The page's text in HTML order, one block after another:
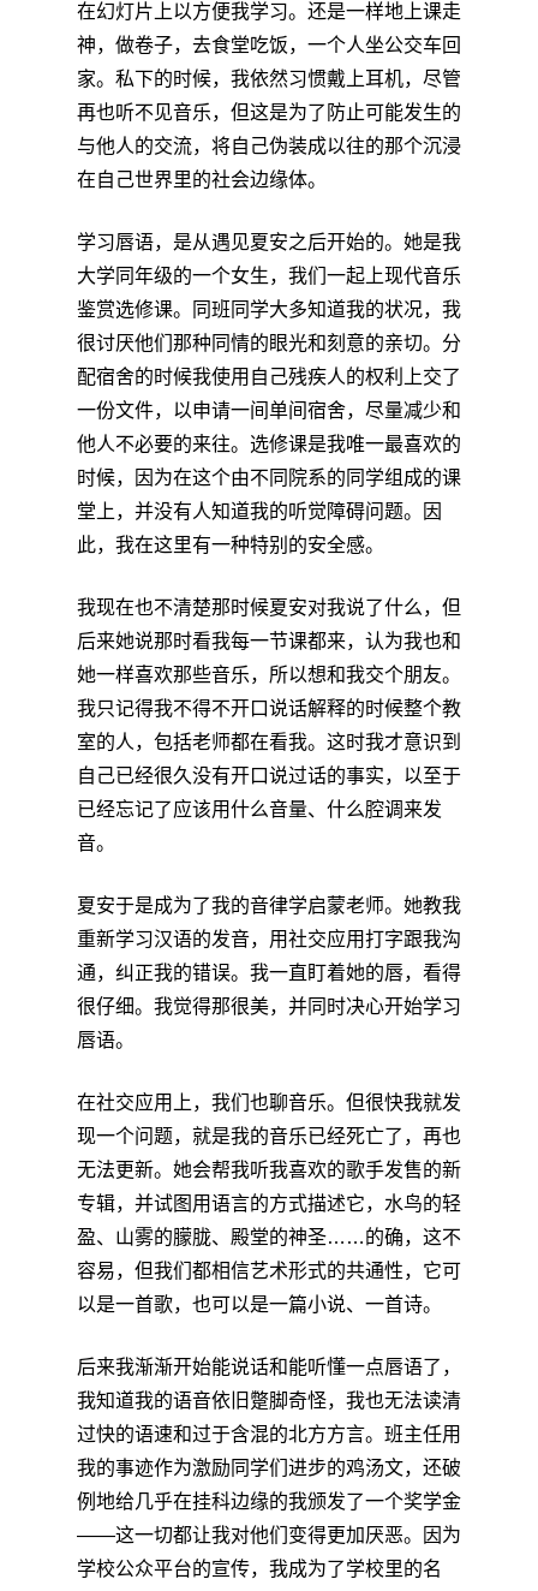
在幻灯片上以方便我学习。还是一样地上课走
神，做卷子，去食堂吃饭，一个人坐公交车回
家。私下的时候，我依然习惯戴上耳机，尽管
再也听不见音乐，但这是为了防止可能发生的
与他人的交流，将自己伪装成以往的那个沉浸
在自己世界里的社会边缘体。
学习唇语，是从遇见夏安之后开始的。她是我
大学同年级的一个女生，我们一起上现代音乐
鉴赏选修课。同班同学大多知道我的状况，我
很讨厌他们那种同情的眼光和刻意的亲切。分
配宿舍的时候我使用自己残疾人的权利上交了
一份文件，以申请一间单间宿舍，尽量减少和
他人不必要的来往。选修课是我唯一最喜欢的
时候，因为在这个由不同院系的同学组成的课
堂上，并没有人知道我的听觉障碍问题。因
此，我在这里有一种特别的安全感。
我现在也不清楚那时候夏安对我说了什么，但
后来她说那时看我每一节课都来，认为我也和
她一样喜欢那些音乐，所以想和我交个朋友。
我只记得我不得不开口说话解释的时候整个教
室的人，包括老师都在看我。这时我才意识到
自己已经很久没有开口说过话的事实，以至于
已经忘记了应该用什么音量、什么腔调来发
音。
夏安于是成为了我的音律学启蒙老师。她教我
重新学习汉语的发音，用社交应用打字跟我沟
通，纠正我的错误。我一直盯着她的唇，看得
很仔细。我觉得那很美，并同时决心开始学习
唇语。
在社交应用上，我们也聊音乐。但很快我就发
现一个问题，就是我的音乐已经死亡了，再也
无法更新。她会帮我听我喜欢的歌手发售的新
专辑，并试图用语言的方式描述它，水鸟的轻
盈、山雾的朦胧、殿堂的神圣……的确，这不
容易，但我们都相信艺术形式的共通性，它可
以是一首歌，也可以是一篇小说、一首诗。
后来我渐渐开始能说话和能听懂一点唇语了，
我知道我的语音依旧蹩脚奇怪，我也无法读清
过快的语速和过于含混的北方方言。班主任用
我的事迹作为激励同学们进步的鸡汤文，还破
例地给几乎在挂科边缘的我颁发了一个奖学金
——这一切都让我对他们变得更加厌恶。因为
学校公众平台的宣传，我成为了学校里的名